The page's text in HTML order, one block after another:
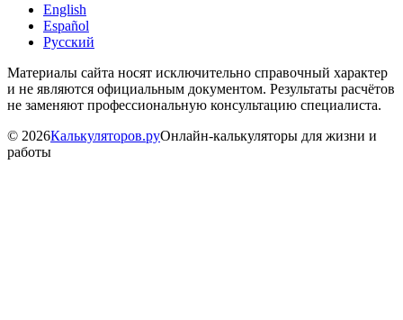
English
Español
Русский
Материалы сайта носят исключительно справочный характер
и не являются официальным документом. Результаты расчётов
не заменяют профессиональную консультацию специалиста.
© 2026Калькуляторов.руОнлайн-калькуляторы для жизни и
работы